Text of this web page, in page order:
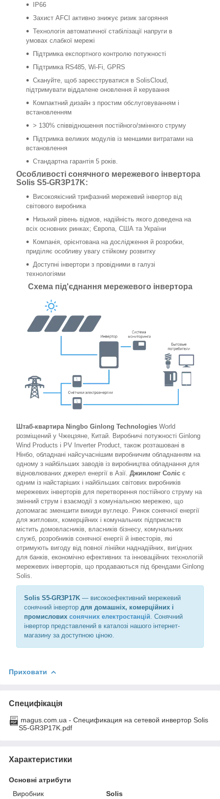
IP66
Захист AFCI активно знижує ризик загоряння
Технологія автоматичної стабілізації напруги в
умовах слабкої мережі
Підтримка експортного контролю потужності
Підтримка RS485, Wi-Fi, GPRS
Скануйте, щоб зареєструватися в SolisCloud,
підтримувати віддалене оновлення й керування
Компактний дизайн з простим обслуговуванням і
встановленням
> 130% співвідношення постійного/змінного струму
Підтримка великих модулів із меншими витратами на
встановлення
Стандартна гарантія 5 років.
Особливості сонячного мережевого інвертора
Solis S5-GR3P17K:
Високоякісний трифазний мережевий інвертор від
світового виробника
Низький рівень відмов, надійність якого доведена на
всіх основних ринках; Європа, США та України
Компанія, орієнтована на дослідження й розробки,
приділяє особливу увагу стійкому розвитку
Доступні інвертори з провідними в галузі
технологіями
Схема під'єднання мережевого інвертора
Штаб-квартира Ningbo Ginlong Technologies World
розміщений у Чжецзяне, Китай. Виробничі потужності Ginlong
Wind Products і PV Inverter Product, також розташовані в
Нінбо, обладнані найсучаснішим виробничим обладнанням на
одному з найбільших заводів із виробництва обладнання для
відновлюваних джерел енергії в Азії. Джинлонг Соліс є
одним із найстаріших і найбільших світових виробників
мережевих інверторів для перетворення постійного струму на
змінний струм і взаємодії з комуніальною мережею, що
допомагає зменшити викиди вуглецю. Ринок сонячної енергії
для житлових, комерційних і комунальних підприємств
містить домовласників, власників бізнесу, комунальних
служб, розробників сонячної енергії й інвесторів, які
отримують вигоду від повної лінійки наднадійних, вигідних
для банків, економічно ефективних та інноваційних технологій
мережевих інверторів, що продаваються під брендами Ginlong
Solis.
Solis S5-GR3P17K — високоефективний мережевий
сонячний інвертор для домашніх, комерційних і
промислових сонячних електростанцій . Сонячний
інвертор представлений в каталозі нашого інтернет-
магазину за доступною ціною.
Приховати
Специфікація
magus.com.ua - Спецификация на сетевой инвертор Solis
S5-GR3P17K.pdf
Характеристики
Основні атрибути
Виробник
Solis